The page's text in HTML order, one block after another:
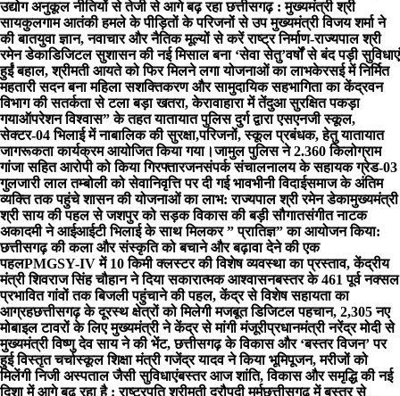
उद्योग अनुकूल नीतियों से तेजी से आगे बढ़ रहा छत्तीसगढ़ : मुख्यमंत्री श्री
सायकुलगाम आतंकी हमले के पीड़ितों के परिजनों से उप मुख्यमंत्री विजय शर्मा ने
की बातयुवा ज्ञान, नवाचार और नैतिक मूल्यों से करें राष्ट्र निर्माण-राज्यपाल श्री
रमेन डेका​डिजिटल सुशासन की नई मिसाल बना ‘सेवा सेतु’वर्षों से बंद पड़ी सुविधाएं
हुईं बहाल, श्रीमती आयते को फिर मिलने लगा योजनाओं का लाभकेरसई में निर्मित
महतारी सदन बना महिला सशक्तिकरण और सामुदायिक सहभागिता का केंद्रवन
विभाग की सतर्कता से टला बड़ा खतरा, केरावाहारा में तेंदुआ सुरक्षित पकड़ा
गयाऑपरेशन विश्वास” के तहत यातायात पुलिस दुर्ग द्वारा एसएनजी स्कूल,
सेक्टर-04 भिलाई में नाबालिक की सुरक्षा,परिजनों, स्कूल प्रबंधक, हेतु यातायात
जागरूकता कार्यक्रम आयोजित किया गया।जामुल पुलिस ने 2.360 किलोग्राम
गांजा सहित आरोपी को किया गिरफ्तारजनसंपर्क संचालनालय के सहायक ग्रेड-03
गुलजारी लाल तम्बोली को सेवानिवृत्ति पर दी गई भावभीनी विदाईसमाज के अंतिम
व्यक्ति तक पहुंचे शासन की योजनाओं का लाभ: राज्यपाल श्री रमेन डेकामुख्यमंत्री
श्री साय की पहल से जशपुर को सड़क विकास की बड़ी सौगातसंगीत नाटक
अकादमी ने आईआईटी भिलाई के साथ मिलकर ” प्रातिज्ञ” का आयोजन किया:
छत्तीसगढ़ की कला और संस्कृति को बचाने और बढ़ावा देने की एक
पहलPMGSY-IV में 10 किमी क्लस्टर की विशेष व्यवस्था का प्रस्ताव, केंद्रीय
मंत्री शिवराज सिंह चौहान ने दिया सकारात्मक आश्वासनबस्तर के 461 पूर्व नक्सल
प्रभावित गांवों तक बिजली पहुंचाने की पहल, केंद्र से विशेष सहायता का
आग्रहछत्तीसगढ़ के दूरस्थ क्षेत्रों को मिलेगी मजबूत डिजिटल पहचान, 2,305 नए
मोबाइल टावरों के लिए मुख्यमंत्री ने केंद्र से मांगी मंजूरीप्रधानमंत्री नरेंद्र मोदी से
मुख्यमंत्री विष्णु देव साय ने की भेंट, छत्तीसगढ़ के विकास और ‘बस्तर विजन’ पर
हुई विस्तृत चर्चास्कूल शिक्षा मंत्री गजेंद्र यादव ने किया भूमिपूजन, मरीजों को
मिलेंगी निजी अस्पताल जैसी सुविधाएंबस्तर आज शांति, विकास और समृद्धि की नई
दिशा में आगे बढ़ रहा है : राष्ट्रपति श्रीमती द्रौपदी मुर्मुछत्तीसगढ़ में बस्तर से